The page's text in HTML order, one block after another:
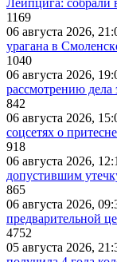
Лейпцига: собрали
1169
06 августа 2026,
урагана в
1040
06 августа 2026,
рассмотрению
842
06 августа 2026,
соцсетях о
918
06 августа 2026,
допустившим
865
06 августа 2026,
предварительной
4752
05 августа 2026,